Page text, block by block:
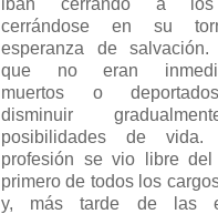
cerrándose en su
esperanza de salvación.
que no eran
muertos o
disminuir
posibilidades de vida.
profesión se vio libre del
primero de todos los
y, más tarde de las